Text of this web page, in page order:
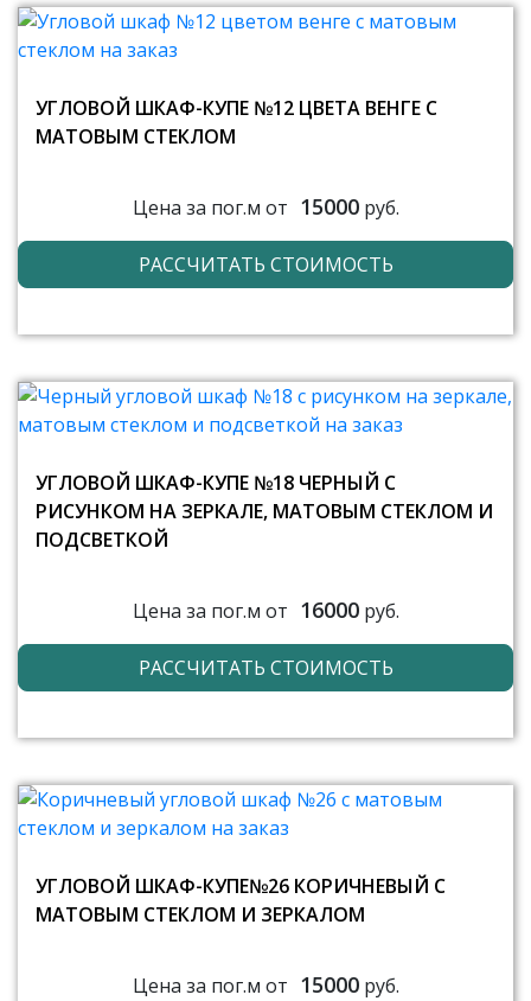
УГЛОВОЙ ШКАФ-КУПЕ №12 ЦВЕТА ВЕНГЕ С
МАТОВЫМ СТЕКЛОМ
Цена за пог.м от 15000руб.
РАССЧИТАТЬ СТОИМОСТЬ
УГЛОВОЙ ШКАФ-КУПЕ №18 ЧЕРНЫЙ С
РИСУНКОМ НА ЗЕРКАЛЕ, МАТОВЫМ СТЕКЛОМ И
ПОДСВЕТКОЙ
Цена за пог.м от 16000руб.
РАССЧИТАТЬ СТОИМОСТЬ
УГЛОВОЙ ШКАФ-КУПЕ№26 КОРИЧНЕВЫЙ С
МАТОВЫМ СТЕКЛОМ И ЗЕРКАЛОМ
Цена за пог.м от 15000руб.